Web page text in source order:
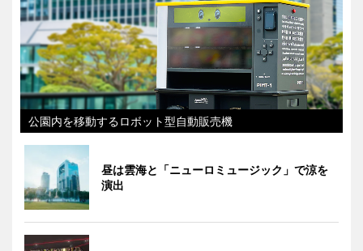
公園内を移動するロボット型自動販売機
昼は雲海と「ニューロミュージック」で涼を
演出